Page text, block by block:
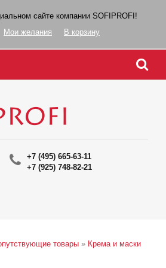
сайте компании SOFIPROFI!
Мои желания В корзину
+7 (495) 665-63-11
+7 (925) 748-82-21
товары » Крема и маски